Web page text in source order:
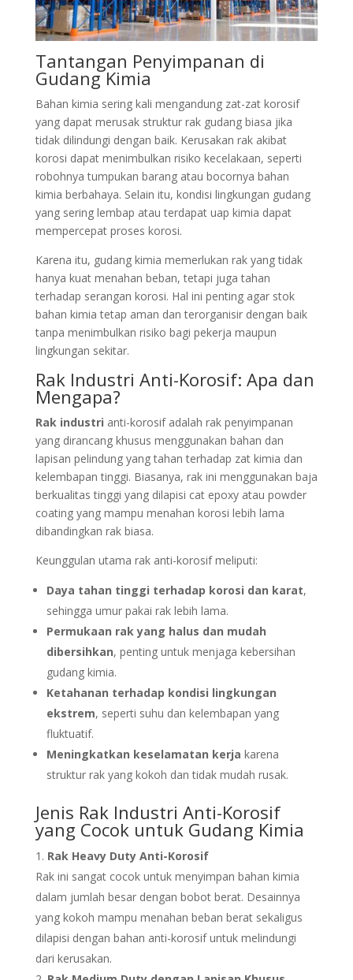
Tantangan Penyimpanan di
Gudang Kimia
Bahan kimia sering kali mengandung zat-zat korosif
yang dapat merusak struktur rak gudang biasa jika
tidak dilindungi dengan baik. Kerusakan rak akibat
korosi dapat menimbulkan risiko kecelakaan, seperti
robohnya tumpukan barang atau bocornya bahan
kimia berbahaya. Selain itu, kondisi lingkungan gudang
yang sering lembap atau terdapat uap kimia dapat
mempercepat proses korosi.
Karena itu, gudang kimia memerlukan rak yang tidak
hanya kuat menahan beban, tetapi juga tahan
terhadap serangan korosi. Hal ini penting agar stok
bahan kimia tetap aman dan terorganisir dengan baik
tanpa menimbulkan risiko bagi pekerja maupun
lingkungan sekitar.
Rak Industri Anti-Korosif: Apa dan
Mengapa?
Rak industri anti-korosif adalah rak penyimpanan
yang dirancang khusus menggunakan bahan dan
lapisan pelindung yang tahan terhadap zat kimia dan
kelembapan tinggi. Biasanya, rak ini menggunakan baja
berkualitas tinggi yang dilapisi cat epoxy atau powder
coating yang mampu menahan korosi lebih lama
dibandingkan rak biasa.
Keunggulan utama rak anti-korosif meliputi:
Daya tahan tinggi terhadap korosi dan karat,
sehingga umur pakai rak lebih lama.
Permukaan rak yang halus dan mudah
dibersihkan, penting untuk menjaga kebersihan
gudang kimia.
Ketahanan terhadap kondisi lingkungan
ekstrem, seperti suhu dan kelembapan yang
fluktuatif.
Meningkatkan keselamatan kerja karena
struktur rak yang kokoh dan tidak mudah rusak.
Jenis Rak Industri Anti-Korosif
yang Cocok untuk Gudang Kimia
Rak Heavy Duty Anti-Korosif
Rak ini sangat cocok untuk menyimpan bahan kimia
dalam jumlah besar dengan bobot berat. Desainnya
yang kokoh mampu menahan beban berat sekaligus
dilapisi dengan bahan anti-korosif untuk melindungi
dari kerusakan.